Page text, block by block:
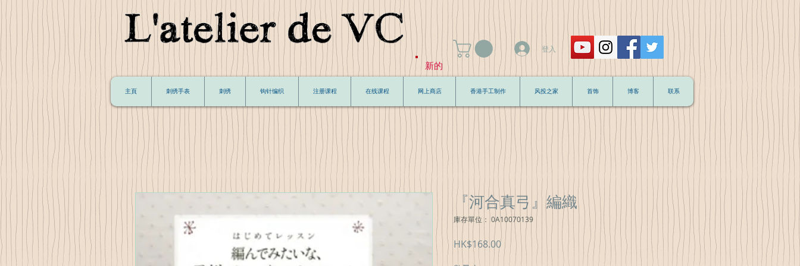
新的
登入
主頁 刺绣手表 刺绣 钩针编织 注册课程 在线课程 网上商店 香港手工制作 风投之家 首饰 博客 联系
『河合真弓』編織
庫存單位： 0A10070139
HK$168.00價
格